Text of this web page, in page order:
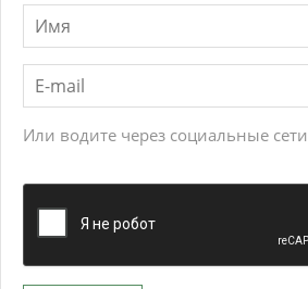
Или водите через социальные сети